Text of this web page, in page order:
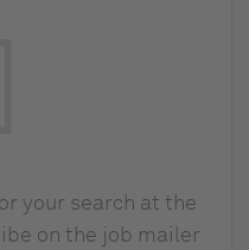
your search at the
on the job mailer